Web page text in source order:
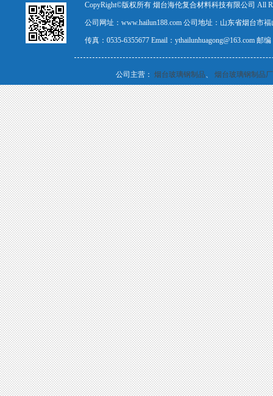
CopyRight©版权所有 烟台海伦复合材料科技有限公司 All
公司网址：www.hailun188.com 公司地址：山东省烟台市
传真：0535-6355677 Email：ythailunhuagong@163.com 邮
公司主营： 烟台玻璃钢制品、 烟台玻璃钢制品厂